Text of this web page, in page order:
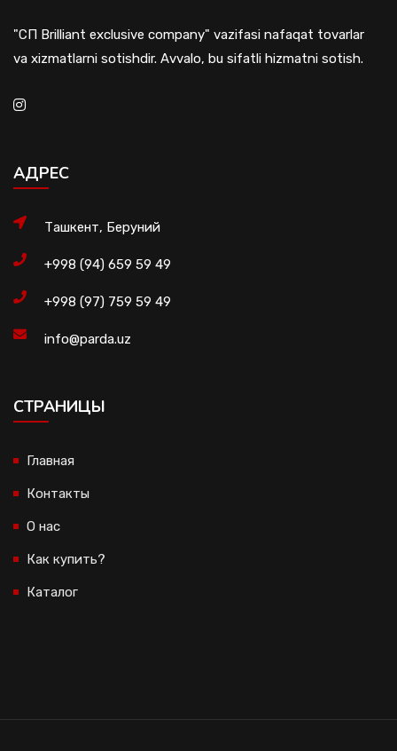
"СП Brilliant exclusive company" vazifasi nafaqat tovarlar
va xizmatlarni sotishdir. Avvalo, bu sifatli hizmatni sotish.
АДРЕС
Ташкент, Беруний
+998 (94) 659 59 49
+998 (97) 759 59 49
info@parda.uz
CТРАНИЦЫ
Главная
Контакты
О нас
Как купить?
Каталог